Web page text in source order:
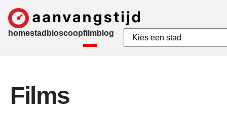
homestad bioscoopfilmblog
Films